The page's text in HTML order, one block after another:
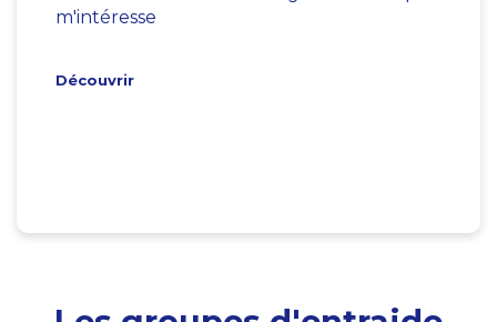
m'intéresse
Découvrir